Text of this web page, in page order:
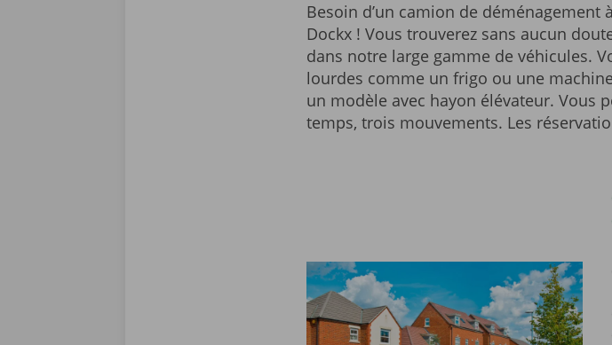
Besoin d’un camion de déménagement
Dockx ! Vous trouverez sans aucun
dans notre large gamme de véhicules.
lourdes comme un frigo ou une
un modèle avec hayon élévateur. Vous
temps, trois mouvements. Les